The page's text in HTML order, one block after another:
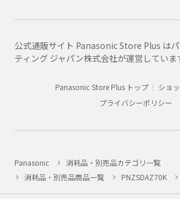
公式通販サイト Panasonic Store Plus は
ティング ジャパン株式会社が運営していま
Panasonic Store Plus トップ
ショ
プライバシーポリシー
Panasonic
消耗品・別売品カテゴリ一覧
消耗品・別売品商品一覧
PNZSDAZ70K